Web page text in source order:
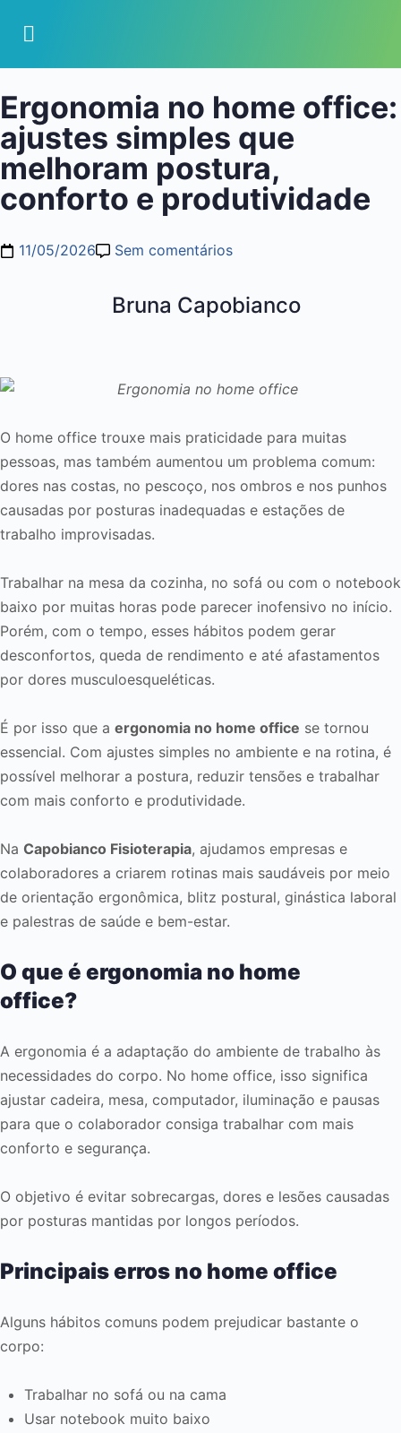
Ergonomia no home office:
ajustes simples que
melhoram postura,
conforto e produtividade
11/05/2026 Sem comentários
Bruna Capobianco
O home office trouxe mais praticidade para muitas
pessoas, mas também aumentou um problema comum:
dores nas costas, no pescoço, nos ombros e nos punhos
causadas por posturas inadequadas e estações de
trabalho improvisadas.
Trabalhar na mesa da cozinha, no sofá ou com o notebook
baixo por muitas horas pode parecer inofensivo no início.
Porém, com o tempo, esses hábitos podem gerar
desconfortos, queda de rendimento e até afastamentos
por dores musculoesqueléticas.
É por isso que a ergonomia no home office se tornou
essencial. Com ajustes simples no ambiente e na rotina, é
possível melhorar a postura, reduzir tensões e trabalhar
com mais conforto e produtividade.
Na Capobianco Fisioterapia, ajudamos empresas e
colaboradores a criarem rotinas mais saudáveis por meio
de orientação ergonômica, blitz postural, ginástica laboral
e palestras de saúde e bem-estar.
O que é ergonomia no home
office?
A ergonomia é a adaptação do ambiente de trabalho às
necessidades do corpo. No home office, isso significa
ajustar cadeira, mesa, computador, iluminação e pausas
para que o colaborador consiga trabalhar com mais
conforto e segurança.
O objetivo é evitar sobrecargas, dores e lesões causadas
por posturas mantidas por longos períodos.
Principais erros no home office
Alguns hábitos comuns podem prejudicar bastante o
corpo:
Trabalhar no sofá ou na cama
Usar notebook muito baixo